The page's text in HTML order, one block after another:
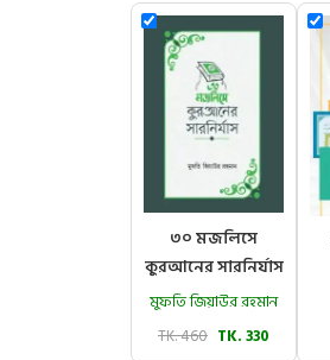
৩০ মজলিসে
কুরআনের সারনির্যাস
মুফতি জিয়াউর রহমান
TK. 460 TK. 330